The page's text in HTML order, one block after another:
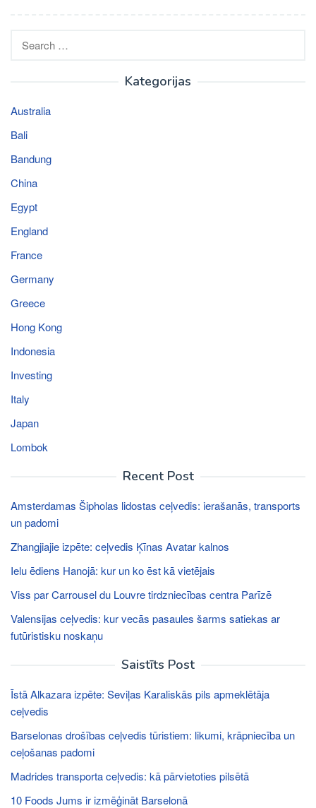
for:
Kategorijas
Australia
Bali
Bandung
China
Egypt
England
France
Germany
Greece
Hong Kong
Indonesia
Investing
Italy
Japan
Lombok
Recent Post
Amsterdamas Šipholas lidostas ceļvedis: ierašanās, transports
un padomi
Zhangjiajie izpēte: ceļvedis Ķīnas Avatar kalnos
Ielu ēdiens Hanojā: kur un ko ēst kā vietējais
Viss par Carrousel du Louvre tirdzniecības centra Parīzē
Valensijas ceļvedis: kur vecās pasaules šarms satiekas ar
futūristisku noskaņu
Saistīts Post
Īstā Alkazara izpēte: Seviļas Karaliskās pils apmeklētāja
ceļvedis
Barselonas drošības ceļvedis tūristiem: likumi, krāpniecība un
ceļošanas padomi
Madrides transporta ceļvedis: kā pārvietoties pilsētā
10 Foods Jums ir izmēģināt Barselonā